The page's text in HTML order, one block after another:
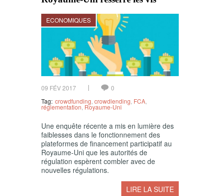
ECONOMIQUES
09 FÉV 2017
0
Tag: crowdfunding crowdlending FCA
réglementation Royaume-Uni
Une enquête récente a mis en lumière des
faiblesses dans le fonctionnement des
plateformes de financement participatif au
Royaume-Uni que les autorités de
régulation espèrent combler avec de
nouvelles régulations.
LIRE LA SUITE